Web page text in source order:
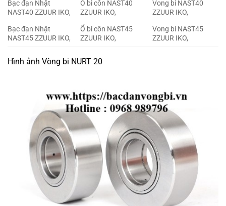
Bạc đạn Nhật
NAST40 ZZUUR IKO,
Ổ bi côn NAST40
ZZUUR IKO,
Vong bi NAST40
ZZUUR IKO,
Bạc đạn Nhật
NAST45 ZZUUR IKO,
Ổ bi côn NAST45
ZZUUR IKO,
Vong bi NAST45
ZZUUR IKO,
Hình ảnh Vòng bi NURT 20